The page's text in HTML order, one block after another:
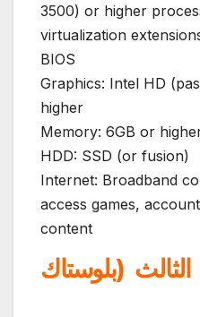
3500) or higher
virtualization
BIOS
Graphics: Intel HD
higher
Memory: 6GB or
HDD: SSD (or fusion)
Internet: Broadband
access games,
content
(بلوستاك